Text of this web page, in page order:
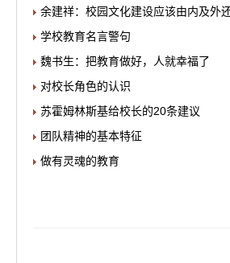
余建祥：校园文化建设应该由内及外
学校教育名言警句
魏书生：把教育做好，人就幸福了
对校长角色的认识
苏霍姆林斯基给校长的20条建议
团队精神的基本特征
做有灵魂的教育